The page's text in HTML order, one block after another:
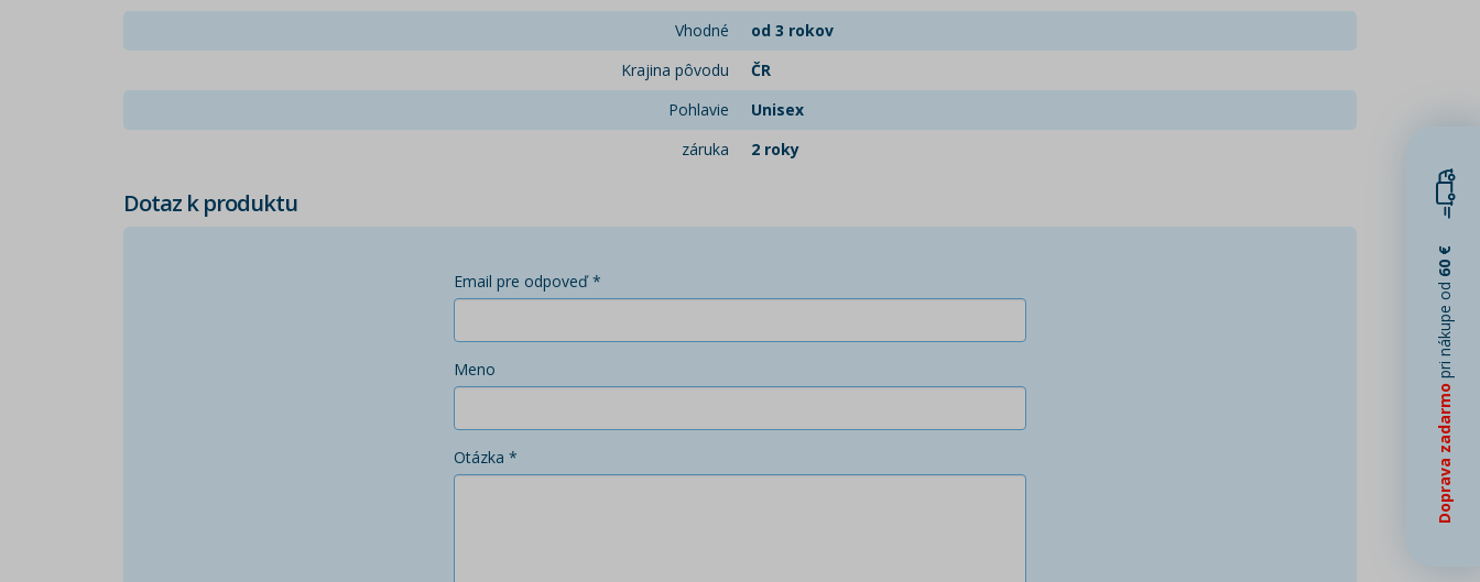
Vhodné
od 3 rokov
Krajina pôvodu
ČR
Pohlavie
Unisex
záruka
2 roky
Dotaz k produktu
Email pre odpoveď *
Meno
Otázka * Doprava zadarmo
pri nákupe od
60 €